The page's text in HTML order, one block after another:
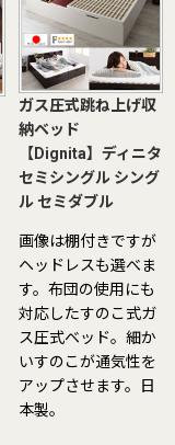
ガス圧式跳ね上げ収
納ベッド
【Dignita】ディニタ
セミシングル シング
ルセミダブル
画像は棚付きですが
ヘッドレスも選べま
す。布団の使用にも
対応したすのこ式ガ
ス圧式ベッド。細か
いすのこが通気性を
アップさせます。日
本製。